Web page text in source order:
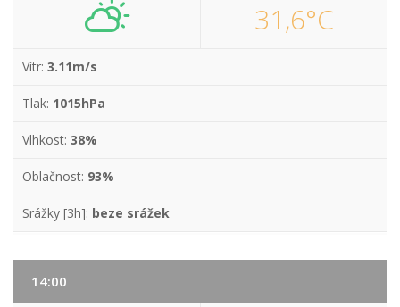
31,6°C
Vítr: 3.11m/s
Tlak: 1015hPa
Vlhkost: 38%
Oblačnost: 93%
Srážky [3h]: beze srážek
14:00